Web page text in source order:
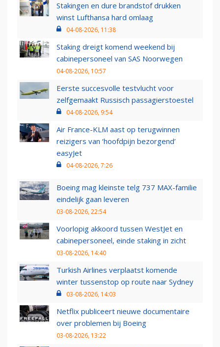
Stakingen en dure brandstof drukken
winst Lufthansa hard omlaag
04-08-2026, 11:38
Staking dreigt komend weekend bij
cabinepersoneel van SAS Noorwegen
04-08-2026, 10:57
Eerste succesvolle testvlucht voor
zelfgemaakt Russisch passagierstoestel
04-08-2026, 9:54
Air France-KLM aast op terugwinnen
reizigers van ‘hoofdpijn bezorgend’
easyJet
04-08-2026, 7:26
Boeing mag kleinste telg 737 MAX-familie
eindelijk gaan leveren
03-08-2026, 22:54
Voorlopig akkoord tussen WestJet en
cabinepersoneel, einde staking in zicht
03-08-2026, 14:40
Turkish Airlines verplaatst komende
winter tussenstop op route naar Sydney
03-08-2026, 14:03
Netflix publiceert nieuwe documentaire
over problemen bij Boeing
03-08-2026, 13:22